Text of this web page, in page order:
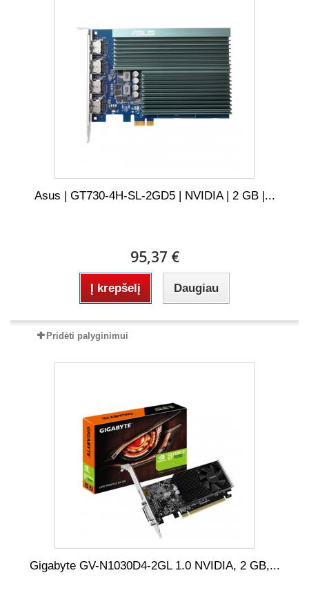
Asus | GT730-4H-SL-2GD5 | NVIDIA | 2 GB |...
95,37 €
Į krepšelį Daugiau
Pridėti palyginimui
Gigabyte GV-N1030D4-2GL 1.0 NVIDIA, 2 GB,...